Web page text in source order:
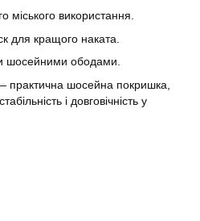
міського використання.
для кращого наката.
шосейними ободами.
шосейна покришка,
і довговічність у